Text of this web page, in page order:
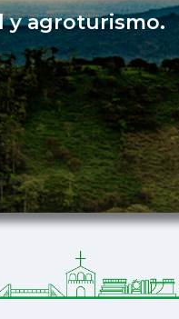
y agroturismo.